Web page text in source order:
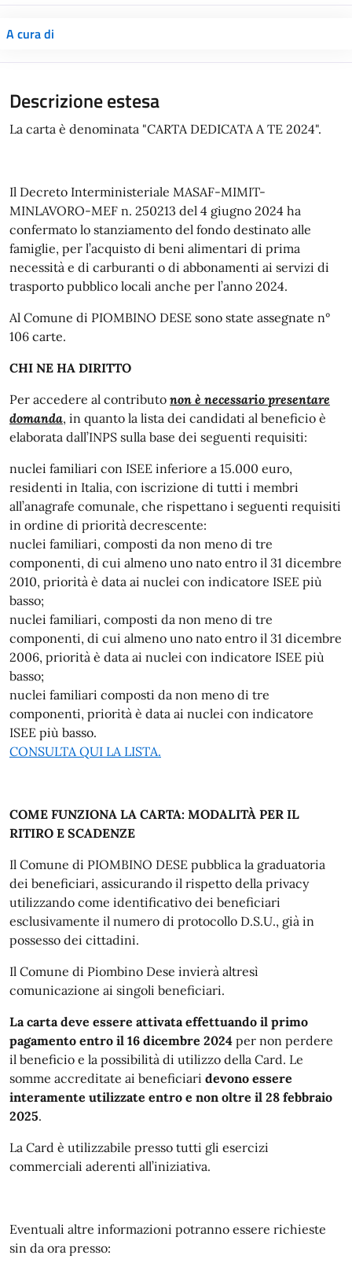
A cura di
Descrizione estesa
La carta è denominata "CARTA DEDICATA A TE 2024".
Il Decreto Interministeriale MASAF-MIMIT-
MINLAVORO-MEF n. 250213 del 4 giugno 2024 ha
confermato lo stanziamento del fondo destinato alle
famiglie, per l’acquisto di beni alimentari di prima
necessità e di carburanti o di abbonamenti ai servizi di
trasporto pubblico locali anche per l’anno 2024.
Al Comune di PIOMBINO DESE sono state assegnate n°
106 carte.
CHI NE HA DIRITTO
Per accedere al contributo non è necessario presentare
domanda, in quanto la lista dei candidati al beneficio è
elaborata dall’INPS sulla base dei seguenti requisiti:
nuclei familiari con ISEE inferiore a 15.000 euro,
residenti in Italia, con iscrizione di tutti i membri
all’anagrafe comunale, che rispettano i seguenti requisiti
in ordine di priorità decrescente:
nuclei familiari, composti da non meno di tre
componenti, di cui almeno uno nato entro il 31 dicembre
2010, priorità è data ai nuclei con indicatore ISEE più
basso;
nuclei familiari, composti da non meno di tre
componenti, di cui almeno uno nato entro il 31 dicembre
2006, priorità è data ai nuclei con indicatore ISEE più
basso;
nuclei familiari composti da non meno di tre
componenti, priorità è data ai nuclei con indicatore
ISEE più basso.
CONSULTA QUI LA LISTA.
COME FUNZIONA LA CARTA: MODALITÀ PER IL
RITIRO E SCADENZE
Il Comune di PIOMBINO DESE pubblica la graduatoria
dei beneficiari, assicurando il rispetto della privacy
utilizzando come identificativo dei beneficiari
esclusivamente il numero di protocollo D.S.U., già in
possesso dei cittadini.
Il Comune di Piombino Dese invierà altresì
comunicazione ai singoli beneficiari.
La carta deve essere attivata effettuando il primo
pagamento entro il 16 dicembre 2024 per non perdere
il beneficio e la possibilità di utilizzo della Card. Le
somme accreditate ai beneficiari devono essere
interamente utilizzate entro e non oltre il 28 febbraio
2025.
La Card è utilizzabile presso tutti gli esercizi
commerciali aderenti all’iniziativa.
Eventuali altre informazioni potranno essere richieste
sin da ora presso: